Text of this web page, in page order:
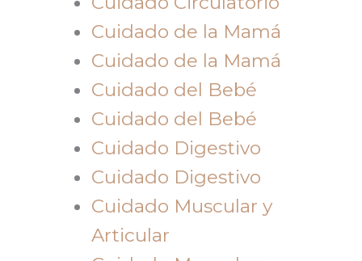
Cuidado de la Mamá
Cuidado de la Mamá
Cuidado del Bebé
Cuidado del Bebé
Cuidado Digestivo
Cuidado Digestivo
Cuidado Muscular y
Articular